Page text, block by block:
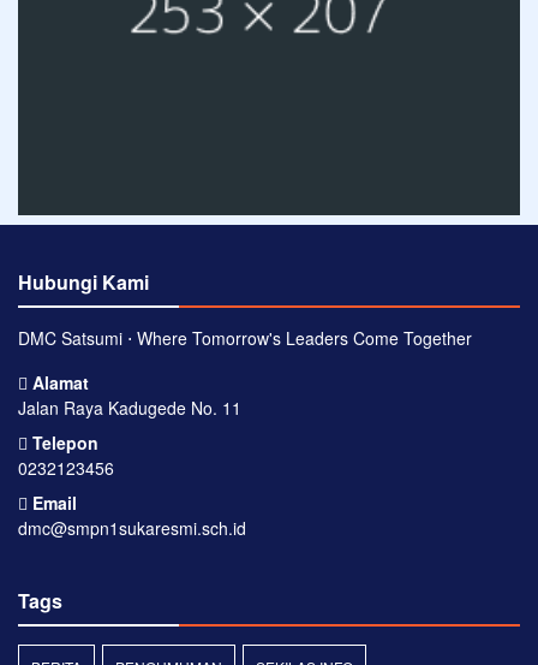
Hubungi Kami
DMC Satsumi ⋅ Where Tomorrow's Leaders Come Together
Alamat
Jalan Raya Kadugede No. 11
Telepon
0232123456
Email
dmc@smpn1sukaresmi.sch.id
Tags